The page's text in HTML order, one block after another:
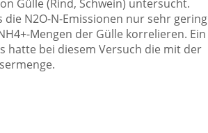
Gülle (Rind, Schwein) untersucht.
die N2O-N-Emissionen nur sehr gering
Mengen der Gülle korrelieren. Ein
hatte bei diesem Versuch die mit der